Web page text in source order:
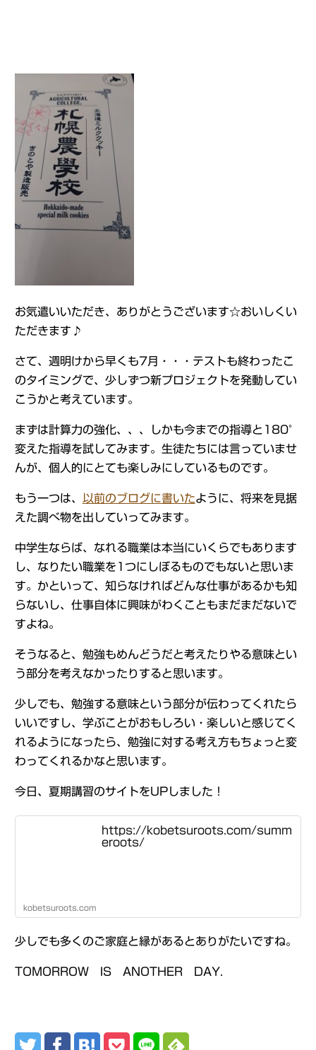
お気遣いいただき、ありがとうございます☆おいしくい
ただきます♪
さて、週明けから早くも7月・・・テストも終わったこ
のタイミングで、少しずつ新プロジェクトを発動してい
こうかと考えています。
まずは計算力の強化、、、しかも今までの指導と180°
変えた指導を試してみます。生徒たちには言っていませ
んが、個人的にとても楽しみにしているものです。
もう一つは、 以前のブログに書いたように、将来を見据
えた調べ物を出していってみます。
中学生ならば、なれる職業は本当にいくらでもあります
し、なりたい職業を1つにしぼるものでもないと思いま
す。かといって、知らなければどんな仕事があるかも知
らないし、仕事自体に興味がわくこともまだまだないで
すよね。
そうなると、勉強もめんどうだと考えたりやる意味とい
う部分を考えなかったりすると思います。
少しでも、勉強する意味という部分が伝わってくれたら
いいですし、学ぶことがおもしろい・楽しいと感じてく
れるようになったら、勉強に対する考え方もちょっと変
わってくれるかなと思います。
今日、夏期講習のサイトをUPしました！
https://kobetsuroots.com/summ
eroots/
kobetsuroots.com
少しでも多くのご家庭と縁があるとありがたいですね。
TOMORROW IS ANOTHER DAY.